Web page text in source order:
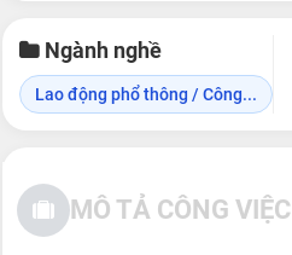
Ngành nghề
Lao động phổ thông / Công...
MÔ TẢ CÔNG VIỆC